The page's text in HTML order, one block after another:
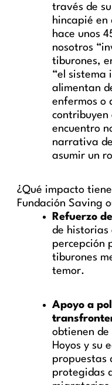
través de
hincapié en
hace unos
nosotros
tiburones,
“el sistema
alimentan
enfermos o
contribuyen
encuentro
narrativa
asumir un
¿Qué impacto
Fundación Saving
Refuerzo
de historias
percepción
tiburones
temor.
Apoyo a
obtienen de
Hoyos y su
propuestas
protegidas